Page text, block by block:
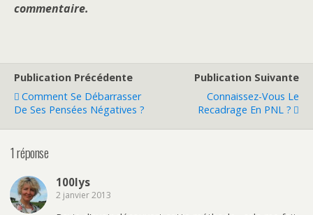
commentaire.
Publication Précédente
Comment Se Débarrasser
De Ses Pensées Négatives ?
Publication Suivante
Connaissez-Vous Le
Recadrage En PNL ?
1 réponse
100lys
2 janvier 2013